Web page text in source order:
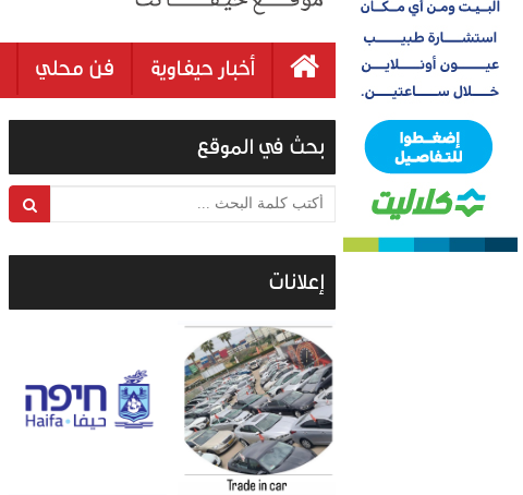
أخبار حيفاوية فن محلي
بحث في الموقع
أكتب كلمة البحث ...
إعلانات